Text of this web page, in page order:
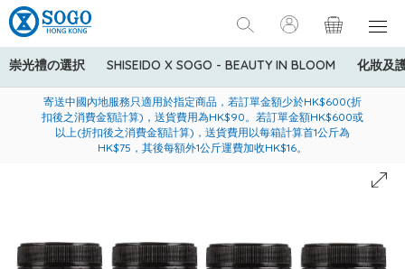
崇光禮の選択 SHISEIDO X SOGO - BEAUTY IN BLOOM 化妝及
美國運通Explorer®信用卡會員購物禮遇：高達5%簽賬回贈！
購買一般貨品(冷凍食品除外)滿$600，可享免費送貨服務
寄送中國內地服務只適用於指定商品，若訂單金額少於HK$600(折
扣後之消費金額計算)，送貨費用為HK$90。若訂單金額HK$600或
以上(折扣後之消費金額計算)，送貨費用以每箱計算首1公斤為
HK$75，其後每額外1公斤運費加收HK$16。